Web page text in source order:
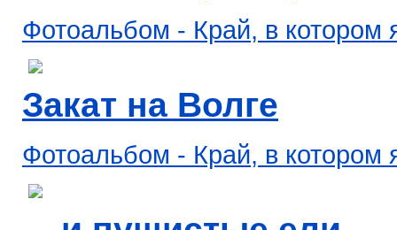
Фотоальбом - Край, в котором
Закат на Волге
Фотоальбом - Край, в котором